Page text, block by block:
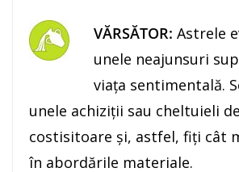
VĂRSĂTOR: Astrele
unele neajunsuri
viaţa sentimentală.
unele achiziţii sau cheltuieli
costisitoare şi, astfel, fiţi cât
în abordările materiale.